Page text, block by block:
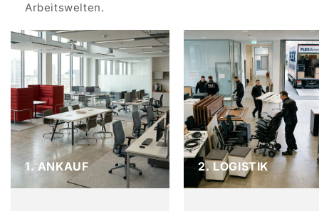
Arbeitswelten.
1. ANKAUF 2. LOGISTIK